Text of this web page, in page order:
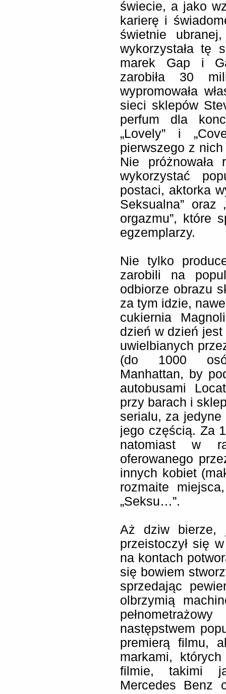
świecie, a jako
karierę i
świetnie
wykorzystała tę
marek Gap i
zarobiła 30
wypromowała
sieci sklepów
perfum dla
„Lovely” i
pierwszego z
Nie próżnowała
wykorzystać
postaci, aktorka
Seksualna” oraz
orgazmu”, które
egzemplarzy.
Nie tylko
zarobili na
odbiorze obrazu
za tym idzie,
cukiernia
dzień w dzień
uwielbianych
(do 1000
Manhattan, by
autobusami
przy barach i
serialu, za
jego częścią. Za
natomiast w
oferowanego
innych kobiet
rozmaite
„Seksu…”.
Aż dziw bierze,
przeistoczył się
na kontach
się bowiem
sprzedając
olbrzymią
następstwem
premierą filmu,
markami,
filmie, takimi
Mercedes Benz